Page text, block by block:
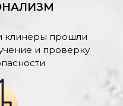
клинеры прошли
и проверку